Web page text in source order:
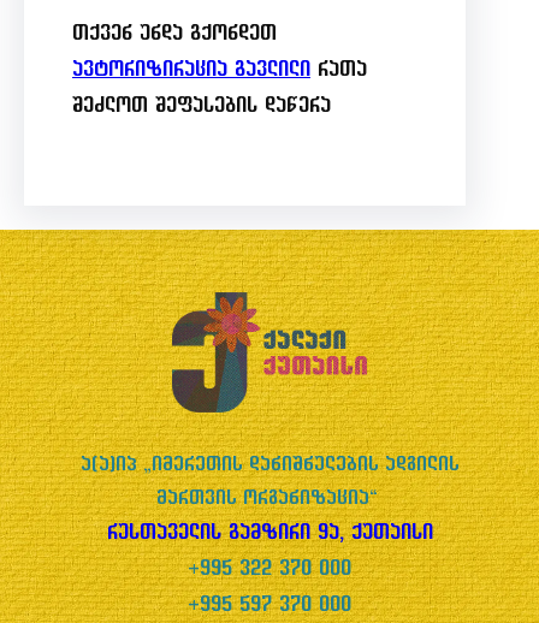
5
u
t
5
თქვენ უნდა გქონდეთ
ავტორიზირაცია გავლილი
რათა
შეძლოთ შეფასების დაწერა
ა(ა)იპ „იმერეთის დანიშნულების ადგილის
მართვის ორგანიზაცია“
რუსთაველის გამზირი 9ა, ქუთაისი
+995 322 370 000
+995 597 370 000